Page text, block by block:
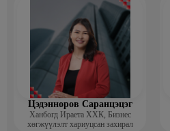
Цэдэнноров Саранцэцэг
Ханбогд Ираета ХХК, Бизнес
хөгжүүлэлт хариуцсан захирал